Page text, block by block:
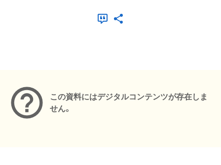
この資料にはデジタルコンテンツが存在しま
せん。